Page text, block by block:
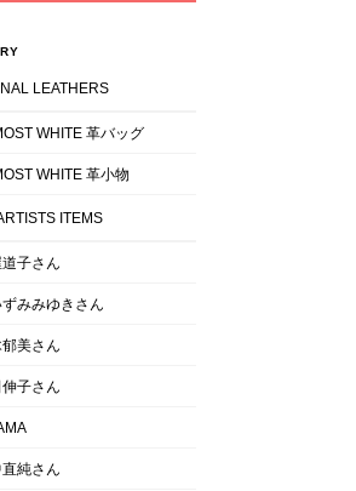
LEATHERS
WHITE 革バッグ
WHITE 革小物
ITEMS
道子さん
ずみみゆきさん
美さん
子さん
直純さん